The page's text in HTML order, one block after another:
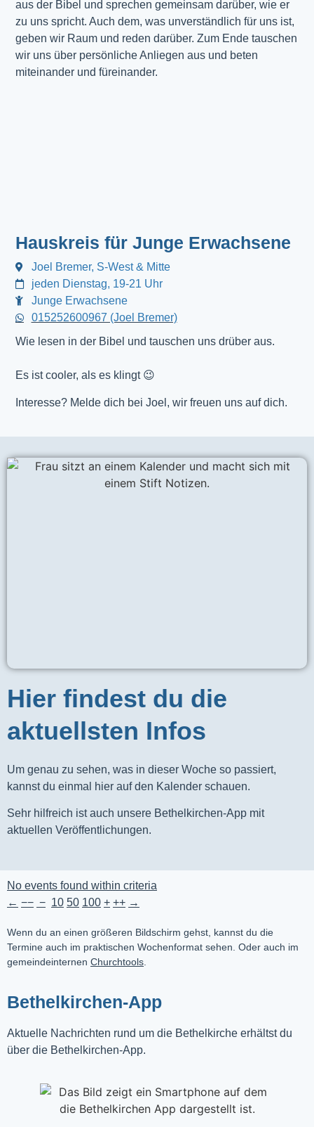
aus der Bibel und sprechen gemeinsam darüber, wie er
zu uns spricht. Auch dem, was unverständlich für uns ist,
geben wir Raum und reden darüber. Zum Ende tauschen
wir uns über persönliche Anliegen aus und beten
miteinander und füreinander.
Hauskreis für Junge Erwachsene
Joel Bremer, S-West & Mitte
jeden Dienstag, 19-21 Uhr
Junge Erwachsene
015252600967 (Joel Bremer)
Wie lesen in der Bibel und tauschen uns drüber aus.
Es ist cooler, als es klingt 😉
Interesse? Melde dich bei Joel, wir freuen uns auf dich.
Hier findest du die
aktuellsten Infos
Um genau zu sehen, was in dieser Woche so passiert,
kannst du einmal hier auf den Kalender schauen.
Sehr hilfreich ist auch unsere Bethelkirchen-App mit
aktuellen Veröffentlichungen.
No events found within criteria
← −− − 10 50 100 + ++ →
Wenn du an einen größeren Bildschirm gehst, kannst du die
Termine auch im praktischen Wochenformat sehen. Oder auch im
gemeindeinternen Churchtools
Bethelkirchen-App
Aktuelle Nachrichten rund um die Bethelkirche erhältst du
über die Bethelkirchen-App.